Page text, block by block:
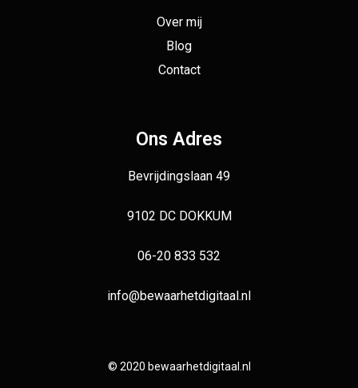
Over mij
Blog
Contact
Ons Adres
Bevrijdingslaan 49
9102 DC DOKKUM
06-20 833 532
info@bewaarhetdigitaal.nl
© 2020 bewaarhetdigitaal.nl